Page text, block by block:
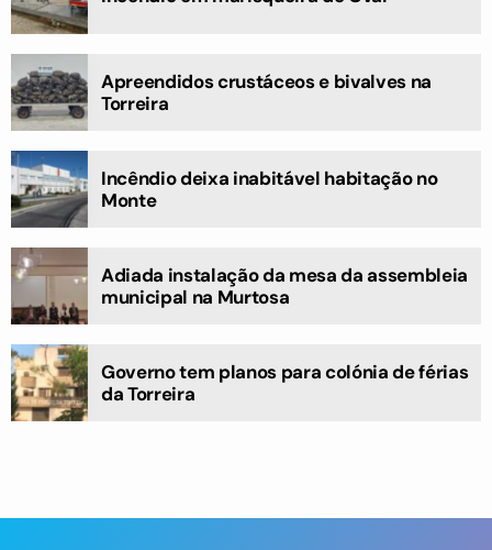
Apreendidos crustáceos e bivalves na
Torreira
Incêndio deixa inabitável habitação no
Monte
Adiada instalação da mesa da assembleia
municipal na Murtosa
Governo tem planos para colónia de férias
da Torreira